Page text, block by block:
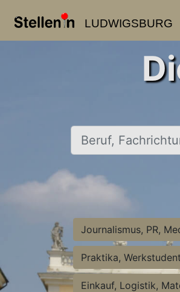
LUDWIGSBURG
Beruf, Fachrichtung,
Journalismus, PR,
Praktika,
Einkauf, Logistik,